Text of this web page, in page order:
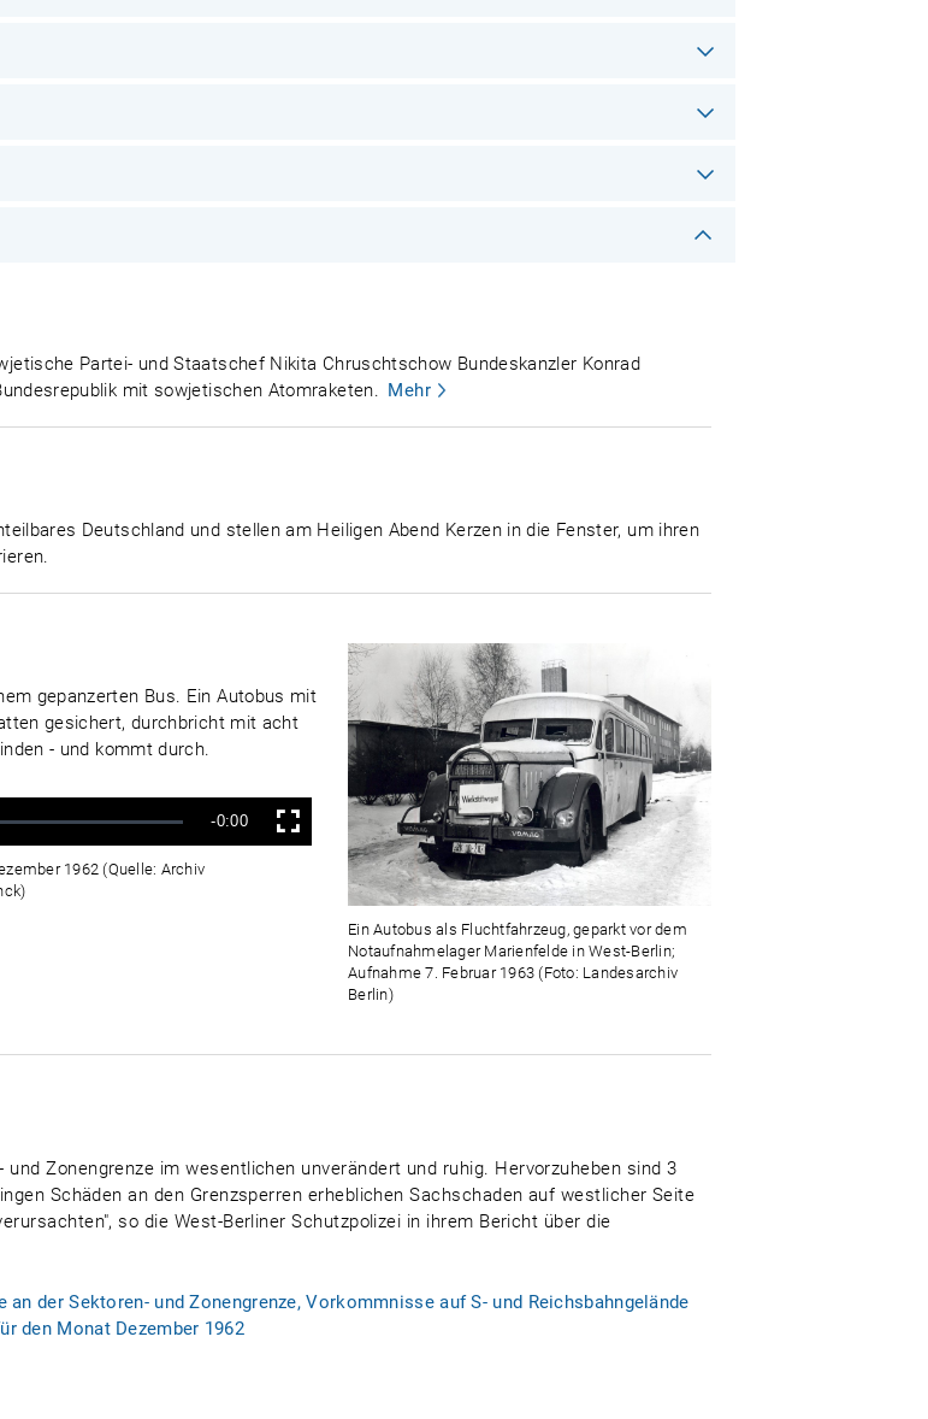
Partei- und Staatschef Nikita Chruschtschow Bundeskanzler Konrad
mit sowjetischen Atomraketen. Mehr
Deutschland und stellen am Heiligen Abend Kerzen in die Fenster, um ihren
Ein Autobus als Fluchtfahrzeug, geparkt vor dem
Notaufnahmelager Marienfelde in West-Berlin;
Aufnahme 7. Februar 1963 (Foto: Landesarchiv
Berlin)
gepanzerten Bus. Ein Autobus mit
gesichert, durchbricht mit acht
- und kommt durch.
Verbleibende
-0:00 Vollbild
1962 (Quelle: Archiv
Zonengrenze im wesentlichen unverändert und ruhig. Hervorzuheben sind 3
Schäden an den Grenzsperren erheblichen Sachschaden auf westlicher Seite
so die West-Berliner Schutzpolizei in ihrem Bericht über die
der Sektoren- und Zonengrenze, Vorkommnisse auf S- und Reichsbahngelände
den Monat Dezember 1962